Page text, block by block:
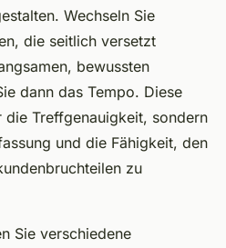
Wechseln Sie
die seitlich versetzt
bewussten
dann das Tempo. Diese
Treffgenauigkeit, sondern
und die Fähigkeit, den
zu
Sie verschiedene